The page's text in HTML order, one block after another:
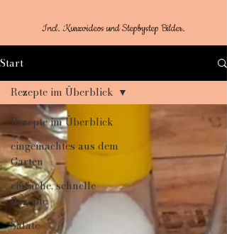
Incl. Kurzvideos und Stepbystep Bilder.
Start
Rezepte im Überblick
eingemachtes aus dem
Garten
einfache, schnelle
Rezepte
Salate
Rezepte im Überblick